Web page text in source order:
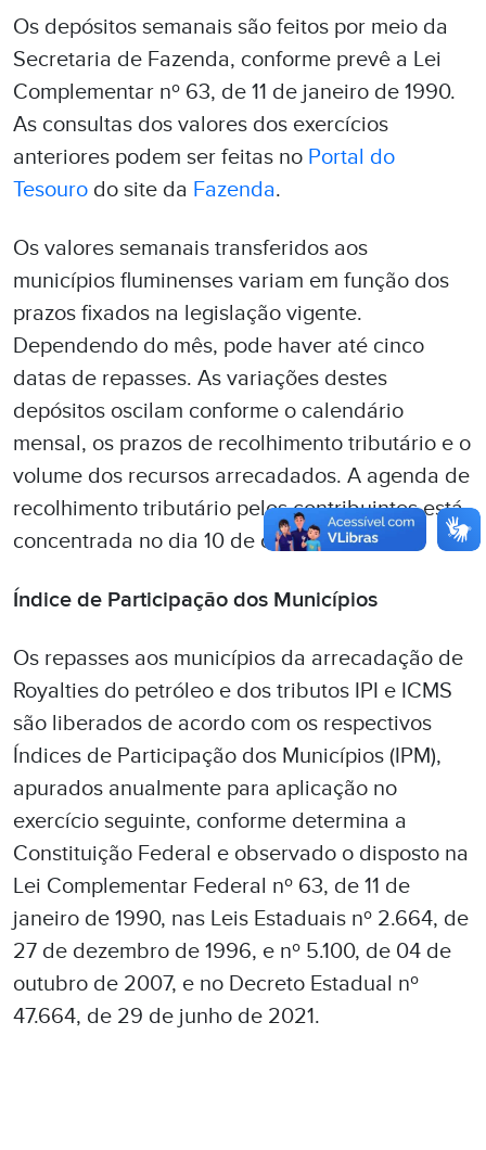
Os depósitos semanais são feitos por meio da
Secretaria de Fazenda, conforme prevê a Lei
Complementar nº 63, de 11 de janeiro de 1990.
As consultas dos valores dos exercícios
anteriores podem ser feitas no Portal do
Tesouro do site da Fazenda.
Os valores semanais transferidos aos
municípios fluminenses variam em função dos
prazos fixados na legislação vigente.
Dependendo do mês, pode haver até cinco
datas de repasses. As variações destes
depósitos oscilam conforme o calendário
mensal, os prazos de recolhimento tributário e o
volume dos recursos arrecadados. A agenda de
recolhimento tributário pelos contribuintes está
concentrada no dia 10 de cada mês.
Índice de Participação dos Municípios
Os repasses aos municípios da arrecadação de
Royalties do petróleo e dos tributos IPI e ICMS
são liberados de acordo com os respectivos
Índices de Participação dos Municípios (IPM),
apurados anualmente para aplicação no
exercício seguinte, conforme determina a
Constituição Federal e observado o disposto na
Lei Complementar Federal nº 63, de 11 de
janeiro de 1990, nas Leis Estaduais nº 2.664, de
27 de dezembro de 1996, e nº 5.100, de 04 de
outubro de 2007, e no Decreto Estadual nº
47.664, de 29 de junho de 2021.